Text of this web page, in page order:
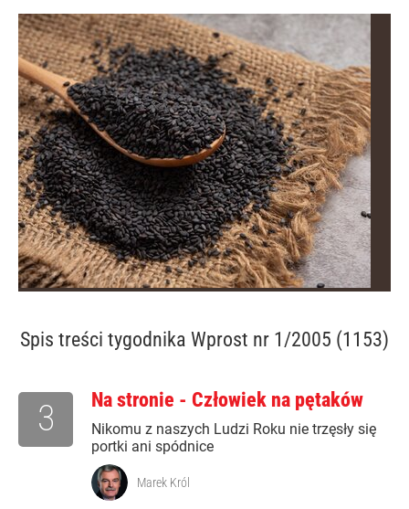
Spis treści tygodnika Wprost nr 1/2005 (1153)
Na stronie - Człowiek na pętaków
Nikomu z naszych Ludzi Roku nie trzęsły się
portki ani spódnice
3
Marek Król